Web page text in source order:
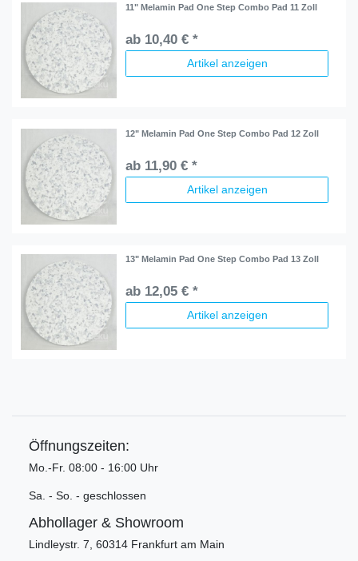
11" Melamin Pad One Step Combo Pad 11 Zoll
ab 10,40 € *
Artikel anzeigen
12" Melamin Pad One Step Combo Pad 12 Zoll
ab 11,90 € *
Artikel anzeigen
13" Melamin Pad One Step Combo Pad 13 Zoll
ab 12,05 € *
Artikel anzeigen
Öffnungszeiten:
Mo.-Fr. 08:00 - 16:00 Uhr
Sa. - So. - geschlossen
Abhollager & Showroom
Lindleystr. 7, 60314 Frankfurt am Main